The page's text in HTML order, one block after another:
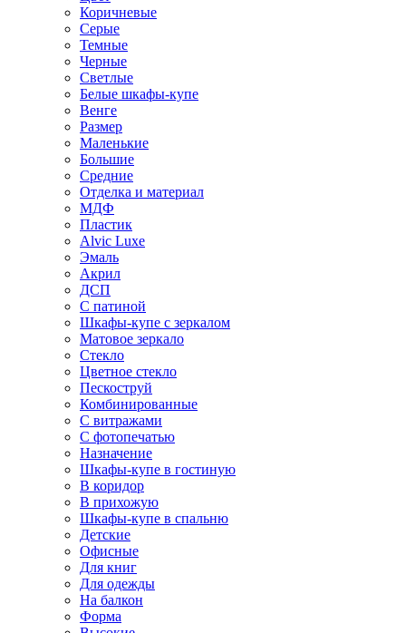
Коричневые
Серые
Темные
Черные
Светлые
Белые шкафы-купе
Венге
Размер
Маленькие
Большие
Средние
Отделка и материал
МДФ
Пластик
Alvic Luxe
Эмаль
Акрил
ДСП
С патиной
Шкафы-купе с зеркалом
Матовое зеркало
Стекло
Цветное стекло
Пескоструй
Комбинированные
С витражами
С фотопечатью
Назначение
Шкафы-купе в гостиную
В коридор
В прихожую
Шкафы-купе в спальню
Детские
Офисные
Для книг
Для одежды
На балкон
Форма